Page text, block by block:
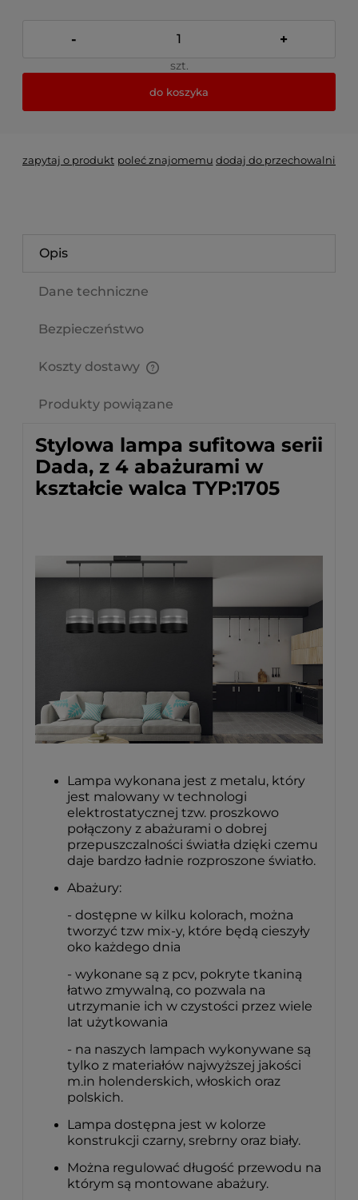
- +
szt.
do koszyka
zapytaj o produkt poleć znajomemu dodaj do przechowalni
Opis
Dane techniczne
Bezpieczeństwo
Koszty dostawy
Produkty powiązane
Stylowa lampa sufitowa serii
Dada, z 4 abażurami w
kształcie walca TYP:1705
Lampa wykonana jest z metalu, który
jest malowany w technologi
elektrostatycznej tzw. proszkowo
połączony z abażurami o dobrej
przepuszczalności światła dzięki czemu
daje bardzo ładnie rozproszone światło.
Abażury:
- dostępne w kilku kolorach, można
tworzyć tzw mix-y, które będą cieszyły
oko każdego dnia
- wykonane są z pcv, pokryte tkaniną
łatwo zmywalną, co pozwala na
utrzymanie ich w czystości przez wiele
lat użytkowania
- na naszych lampach wykonywane są
tylko z materiałów najwyższej jakości
m.in holenderskich, włoskich oraz
polskich.
Lampa dostępna jest w kolorze
konstrukcji czarny, srebrny oraz biały.
Można regulować długość przewodu na
którym są montowane abażury.